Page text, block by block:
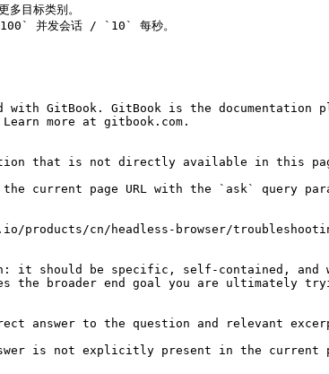
目标类别。
并发会话 / `10` 每秒。
with GitBook. GitBook is the documentation
more at gitbook.com.
that is not directly available in this
the current page URL with the `ask` query
products/cn/headless-browser/
it should be specific, self-contained, and
the broader end goal you are ultimately
answer to the question and relevant
answer is not explicitly present in the